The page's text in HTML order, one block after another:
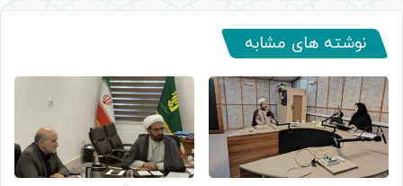
نوشته های مشابه